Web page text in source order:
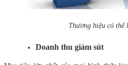
Thương hiệu có thể
Doanh thu giảm sút